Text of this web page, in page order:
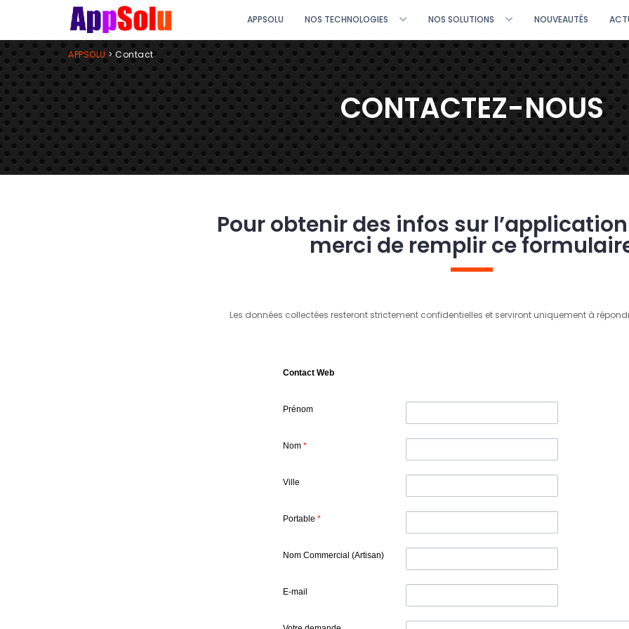
APPSOLU NOS TECHNOLOGIES NOS SOLUTIONS NOUVEAUTÉS
APPSOLU >Contact
CONTACTEZ-NOUS
Pour obtenir des infos sur
merci de remplir ce
Les données collectées resteront strictement confidentielles et serviront uniquement à
Contact Web
Prénom
Nom *
Ville
Portable *
Nom Commercial (Artisan)
E-mail